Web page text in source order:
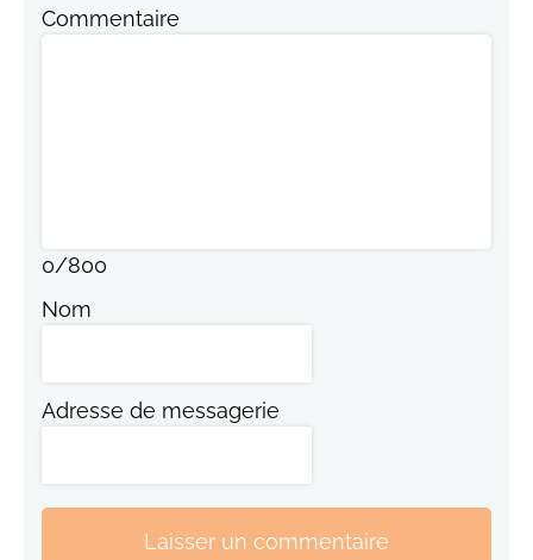
Commentaire
0/800
Nom
Adresse de messagerie
Laisser un commentaire